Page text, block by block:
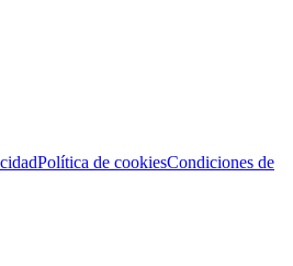
Política de cookiesCondiciones de